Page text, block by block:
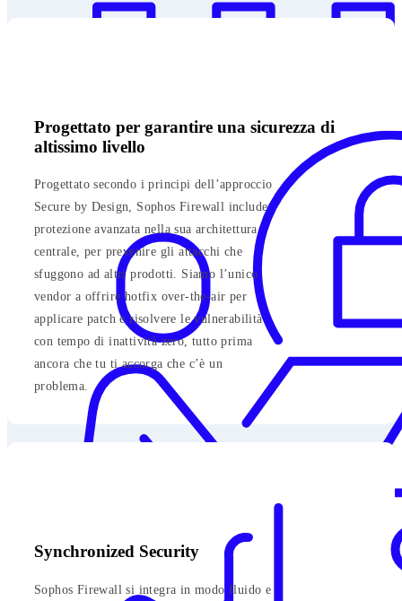
Progettato per garantire una sicurezza di
altissimo livello
Progettato secondo i principi dell’approccio
Secure by Design, Sophos Firewall include
protezione avanzata nella sua architettura
centrale, per prevenire gli attacchi che
sfuggono ad altri prodotti. Siamo l’unico
vendor a offrire hotfix over-the-air per
applicare patch e risolvere le vulnerabilità
con tempo di inattività zero, tutto prima
ancora che tu ti accorga che c’è un
problema.
Synchronized Security
Sophos Firewall si integra in modo fluido e